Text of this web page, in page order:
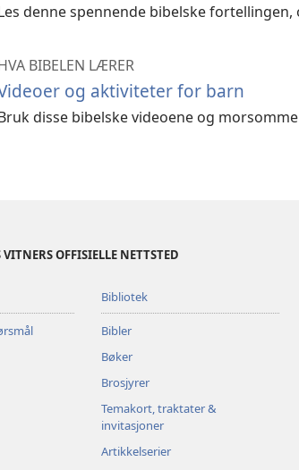
denne spennende bibelske
BIBELEN LÆRER
og aktiviteter for barn
disse bibelske videoene og
VITNERS OFFISIELLE NETTSTED
Bibliotek
Bibler
Bøker
Brosjyrer
Temakort, traktater &
invitasjoner
Artikkelserier